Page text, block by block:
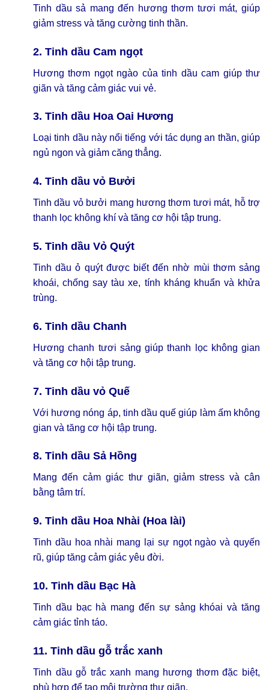
Tinh dầu sả mang đến hương thơm tươi mát, giúp
giảm stress và tăng cường tinh thần.
2. Tinh dầu Cam ngọt
Hương thơm ngọt ngào của tinh dầu cam giúp thư
giãn và tăng cảm giác vui vẻ.
3. Tinh dầu Hoa Oai Hương
Loại tinh dầu này nổi tiếng với tác dụng an thần, giúp
ngủ ngon và giảm căng thẳng.
4. Tinh dầu vỏ Bưởi
Tinh dầu vỏ bưởi mang hương thơm tươi mát, hỗ trợ
thanh lọc không khí và tăng cơ hội tập trung.
5. Tinh dầu Vỏ Quýt
Tinh dầu ỏ quýt được biết đến nhờ mùi thơm sảng
khoái, chống say tàu xe, tính kháng khuẩn và khửa
trùng.
6. Tinh dầu Chanh
Hương chanh tươi sảng giúp thanh lọc không gian
và tăng cơ hội tập trung.
7. Tinh dầu vỏ Quế
Với hương nóng áp, tinh dầu quế giúp làm ấm không
gian và tăng cơ hội tập trung.
8. Tinh dầu Sả Hồng
Mang đến cảm giác thư giãn, giảm stress và cân
bằng tâm trí.
9. Tinh dầu Hoa Nhài (Hoa lài)
Tinh dầu hoa nhài mang lại sự ngọt ngào và quyến
rũ, giúp tăng cảm giác yêu đời.
10. Tinh dầu Bạc Hà
Tinh dầu bạc hà mang đến sự sảng khóai và tăng
cảm giác tỉnh táo.
11. Tinh dầu gỗ trắc xanh
Tinh dầugỗ trắc xanh mang hương thơm đặc biệt,
phù hợp để tạo môi trường thư giãn.